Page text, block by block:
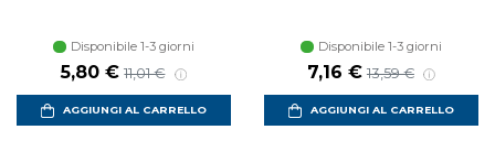
Disponibile 1-3 giorni
Prezzo scontato
5,80 € Prezzo di listino
11,01 €
AGGIUNGI AL CARRELLO
Disponibile 1-3 giorni
Prezzo scontato
7,16 € Prezzo di listino
13,59 €
AGGIUNGI AL CARRELLO